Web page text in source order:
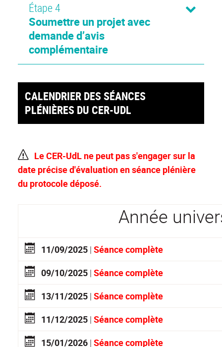
Étape 4
Soumettre un projet avec
demande d’avis
complémentaire
CALENDRIER DES SÉANCES
PLÉNIÈRES DU CER-UDL
Le CER-UdL ne peut pas s'engager sur la
date précise d'évaluation en séance plénière
du protocole déposé.
Année
11/09/2025| Séance complète
09/10/2025| Séance complète
13/11/2025| Séance complète
11/12/2025| Séance complète
15/01/2026| Séance complète